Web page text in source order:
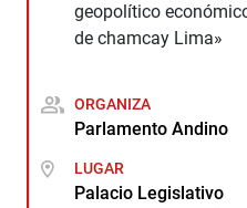
geopolítico
de chamcay Lima»
ORGANIZA
Parlamento Andino
LUGAR
Palacio Legislativo